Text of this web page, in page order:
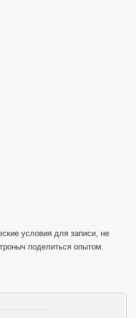
условия для записи, не
поделиться опытом.